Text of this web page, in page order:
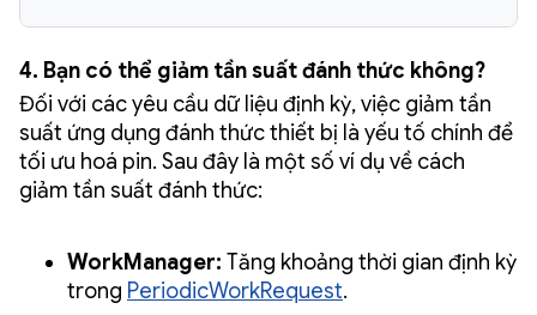
4. Bạn có thể giảm tần suất đánh thức không?
Đối với các yêu cầu dữ liệu định kỳ, việc giảm tần
suất ứng dụng đánh thức thiết bị là yếu tố chính để
tối ưu hoá pin. Sau đây là một số ví dụ về cách
giảm tần suất đánh thức:
WorkManager: Tăng khoảng thời gian định kỳ
trong PeriodicWorkRequest.